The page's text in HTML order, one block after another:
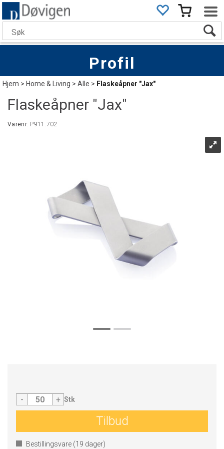
Profil
Hjem>Home & Living>Alle> Flaskeåpner "Jax"
Flaskeåpner "Jax"
Varenr: P911.702
- + Stk
Tilbud
Bestillingsvare (19 dager)